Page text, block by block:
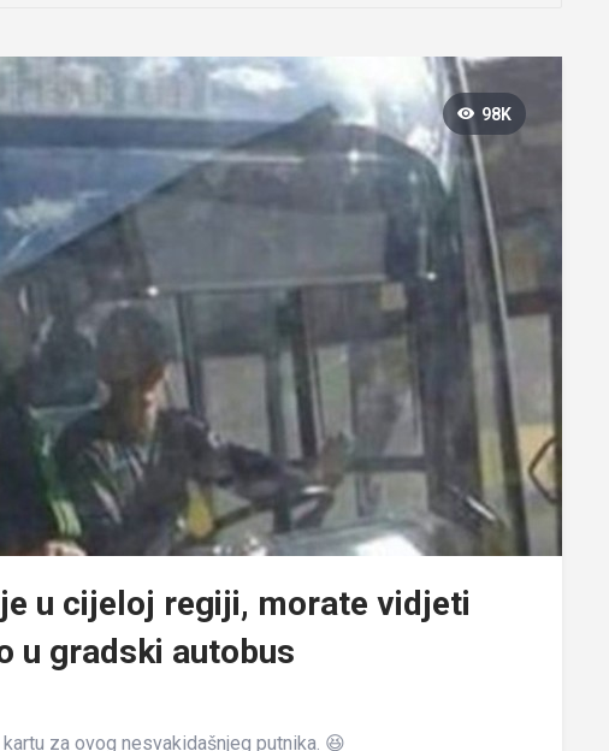
98K
u cijeloj regiji, morate vidjeti
u gradski autobus
za ovog nesvakidašnjeg putnika. 😆